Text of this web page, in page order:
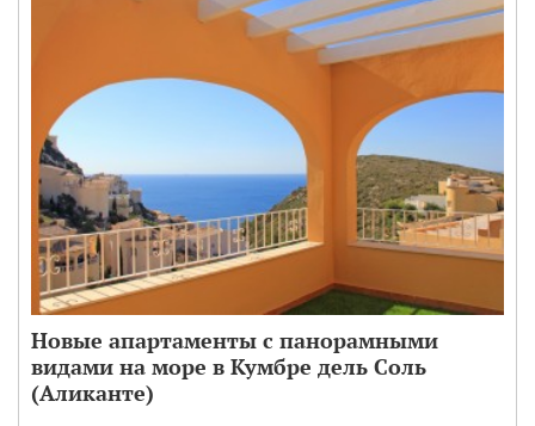
Новые апартаменты с панорамными
видами на море в Кумбре дель Соль
(Аликанте)